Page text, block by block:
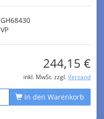
GH68430
VP
244,15 €
inkl. MwSt. zzgl. Versand
In den Warenkorb